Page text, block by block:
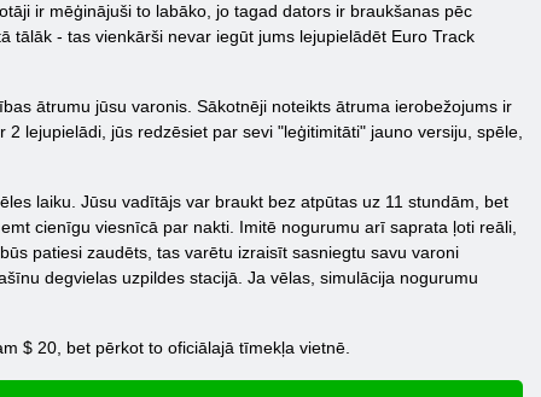
ir mēģinājuši to labāko, jo tagad dators ir braukšanas pēc
tālāk - tas vienkārši nevar iegūt jums lejupielādēt Euro Track
ātrumu jūsu varonis. Sākotnēji noteikts ātruma ierobežojums ir
lejupielādi, jūs redzēsiet par sevi "leģitimitāti" jauno versiju, spēle,
laiku. Jūsu vadītājs var braukt bez atpūtas uz 11 stundām, bet
cienīgu viesnīcā par nakti. Imitē nogurumu arī saprata ļoti reāli,
patiesi zaudēts, tas varētu izraisīt sasniegtu savu varoni
degvielas uzpildes stacijā. Ja vēlas, simulācija nogurumu
$ 20, bet pērkot to oficiālajā tīmekļa vietnē.